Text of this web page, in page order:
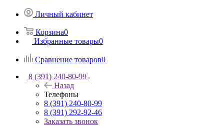
Личный кабинет
Корзина0
Избранные товары0
Сравнение товаров0
8 (391) 240-80-99
Назад
Телефоны
8 (391) 240-80-99
8 (391) 292-92-46
Заказать звонок